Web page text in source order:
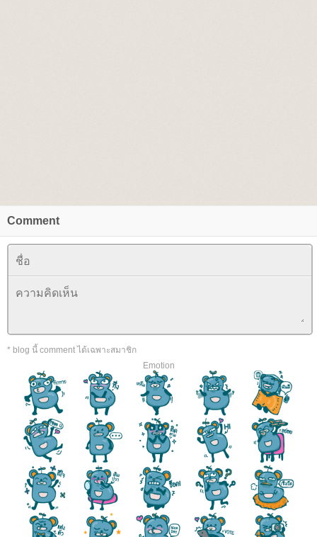
Comment
* blog นี้ comment ได้เฉพาะสมาชิก
Emotion